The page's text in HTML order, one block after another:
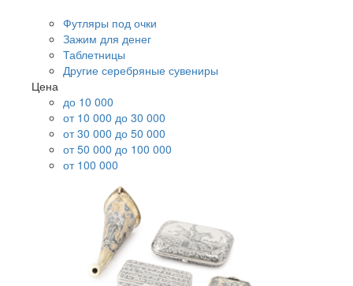
Футляры под очки
Зажим для денег
Таблетницы
Другие серебряные сувениры
Цена
до 10 000
от 10 000 до 30 000
от 30 000 до 50 000
от 50 000 до 100 000
от 100 000